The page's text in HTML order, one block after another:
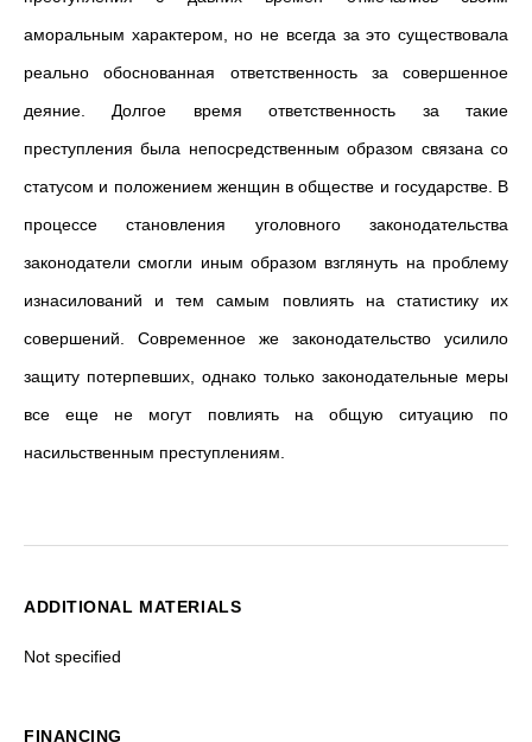
аморальным характером, но не всегда за это существовала
реально обоснованная ответственность за совершенное
деяние. Долгое время ответственность за такие
преступления была непосредственным образом связана со
статусом и положением женщин в обществе и государстве. В
процессе становления уголовного законодательства
законодатели смогли иным образом взглянуть на проблему
изнасилований и тем самым повлиять на статистику их
совершений. Современное же законодательство усилило
защиту потерпевших, однако только законодательные меры
все еще не могут повлиять на общую ситуацию по
насильственным преступлениям.
ADDITIONAL MATERIALS
Not specified
FINANCING